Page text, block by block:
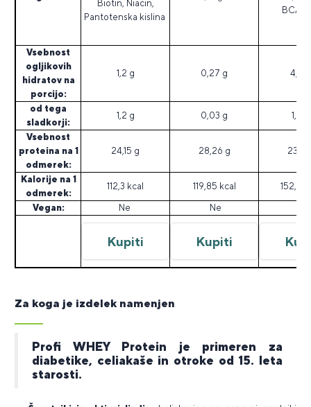
Biotin, Niacin,
Pantotenska kislina
BCAA
Vsebnost
ogljikovih
hidratov na
porcijo:
1,2 g 0,27 g 4,45
od tega
sladkorji:
1,2 g 0,03 g 1,42
Vsebnost
proteina na 1
odmerek:
24,15 g 28,26 g
Kalorije na 1
odmerek:
112,3 kcal 119,85 kcal 152,95
Vegan: Ne Ne
Kupiti Kupiti
Za koga je izdelek namenjen
Profi WHEY Protein je primeren za
diabetike, celiakaše in otroke od 15. leta
starosti.